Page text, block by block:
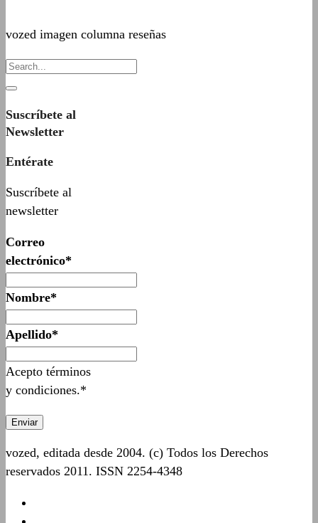
vozed imagen columna reseñas
Suscríbete al
Newsletter
Entérate
Suscríbete al
newsletter
Correo
electrónico*
Nombre*
Apellido*
Acepto términos
y condiciones.*
vozed, editada desde 2004. (c) Todos los Derechos
reservados 2011. ISSN 2254-4348